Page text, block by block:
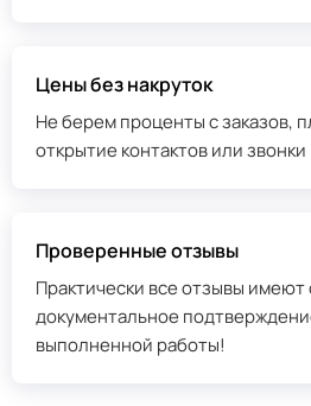
Цены без накруток
Не берем проценты с заказов,
открытие контактов или
Проверенные отзывы
Практически все отзывы
документальное
выполненной работы!